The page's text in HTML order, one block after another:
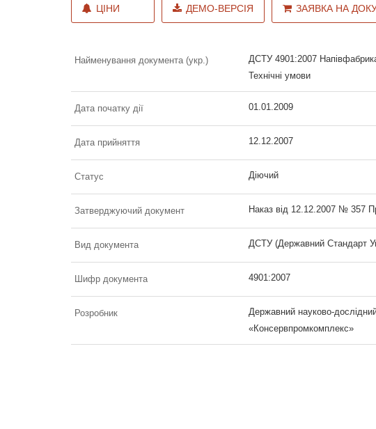
ЦІНИ ДЕМО-ВЕРСІЯ ЗАЯВКА НА
Найменування документа (укр.)
ДСТУ 4901:2007
Технічні умови
Дата початку дії 01.01.2009
Дата прийняття 12.12.2007
Статус Діючий
Затверджуючий документ Наказ від 12.12.2007 № 357
Вид документа ДСТУ (Державний Стандарт
Шифр документа 4901:2007
Розробник
Державний науково-дослідний
«Консервпромкомплекс»